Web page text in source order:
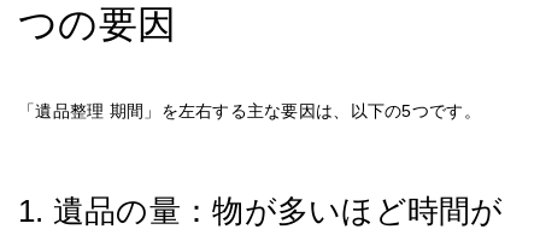
つの要因
「遺品整理 期間」を左右する主な要因は、以下の5つです。
1. 遺品の量：物が多いほど時間が